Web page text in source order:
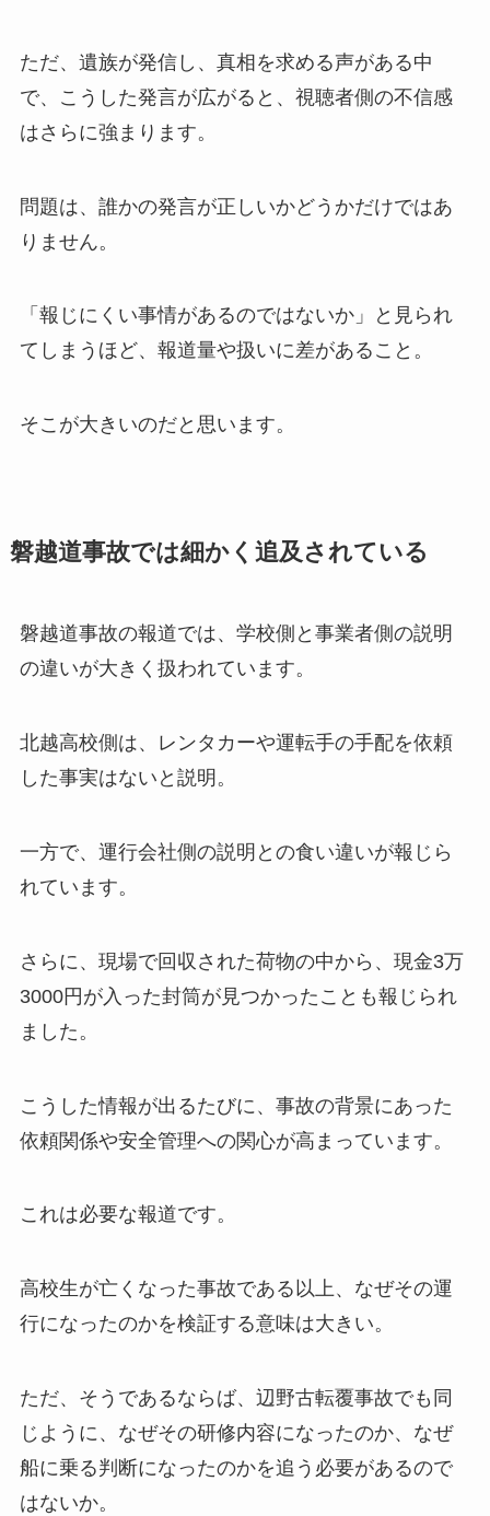
ただ、遺族が発信し、真相を求める声がある中
で、こうした発言が広がると、視聴者側の不信感
はさらに強まります。
問題は、誰かの発言が正しいかどうかだけではあ
りません。
「報じにくい事情があるのではないか」と見られ
てしまうほど、報道量や扱いに差があること。
そこが大きいのだと思います。
磐越道事故では細かく追及されている
磐越道事故の報道では、学校側と事業者側の説明
の違いが大きく扱われています。
北越高校側は、レンタカーや運転手の手配を依頼
した事実はないと説明。
一方で、運行会社側の説明との食い違いが報じら
れています。
さらに、現場で回収された荷物の中から、現金3万
3000円が入った封筒が見つかったことも報じられ
ました。
こうした情報が出るたびに、事故の背景にあった
依頼関係や安全管理への関心が高まっています。
これは必要な報道です。
高校生が亡くなった事故である以上、なぜその運
行になったのかを検証する意味は大きい。
ただ、そうであるならば、辺野古転覆事故でも同
じように、なぜその研修内容になったのか、なぜ
船に乗る判断になったのかを追う必要があるので
はないか。